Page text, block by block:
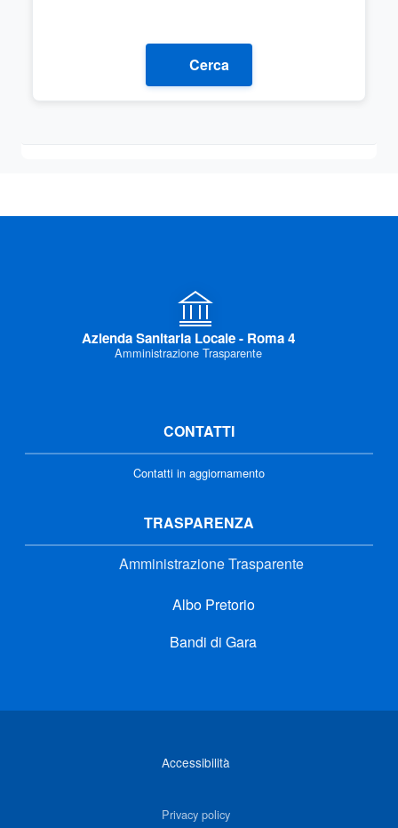
Cerca
Azienda Sanitaria Locale - Roma 4
Amministrazione Trasparente
CONTATTI
Contatti in aggiornamento
TRASPARENZA
Amministrazione Trasparente
Albo Pretorio
Bandi di Gara
Accessibilità
Privacy policy